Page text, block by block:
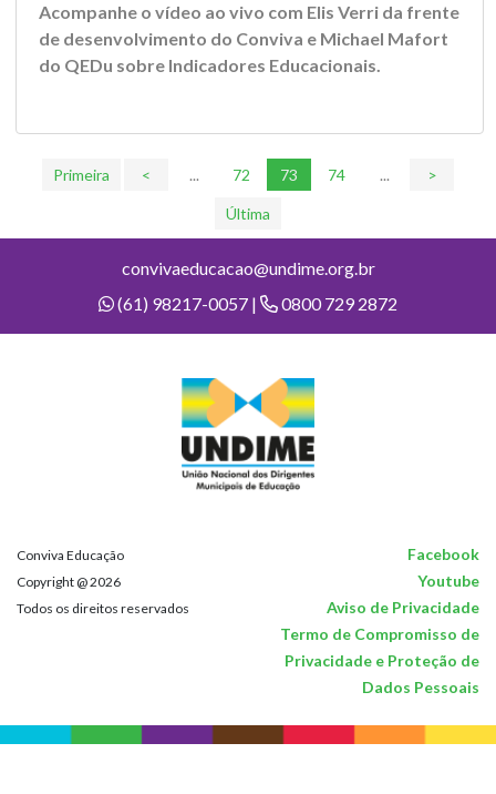
Acompanhe o vídeo ao vivo com Elis Verri da frente
de desenvolvimento do Conviva e Michael Mafort
do QEDu sobre Indicadores Educacionais.
Primeira < ... 72 73 74 ... >
Última
convivaeducacao@undime.org.br
(61) 98217-0057 |
0800 729 2872
Conviva Educação Facebook
Copyright @ 2026 Youtube
Todos os direitos reservados
Aviso de Privacidade
Termo de Compromisso de
Privacidade e Proteção de
Dados Pessoais